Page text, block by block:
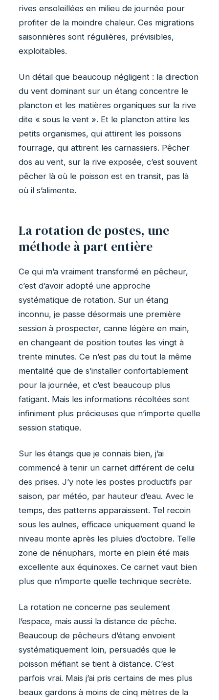
rives ensoleillées en milieu de journée pour
profiter de la moindre chaleur. Ces migrations
saisonnières sont régulières, prévisibles,
exploitables.
Un détail que beaucoup négligent : la direction
du vent dominant sur un étang concentre le
plancton et les matières organiques sur la rive
dite « sous le vent ». Et le plancton attire les
petits organismes, qui attirent les poissons
fourrage, qui attirent les carnassiers. Pêcher
dos au vent, sur la rive exposée, c’est souvent
pêcher là où le poisson est en transit, pas là
où il s’alimente.
La rotation de postes, une
méthode à part entière
Ce qui m’a vraiment transformé en pêcheur,
c’est d’avoir adopté une approche
systématique de rotation. Sur un étang
inconnu, je passe désormais une première
session à prospecter, canne légère en main,
en changeant de position toutes les vingt à
trente minutes. Ce n’est pas du tout la même
mentalité que de s’installer confortablement
pour la journée, et c’est beaucoup plus
fatigant. Mais les informations récoltées sont
infiniment plus précieuses que n’importe quelle
session statique.
Sur les étangs que je connais bien, j’ai
commencé à tenir un carnet différent de celui
des prises. J’y note les postes productifs par
saison, par météo, par hauteur d’eau. Avec le
temps, des patterns apparaissent. Tel recoin
sous les aulnes, efficace uniquement quand le
niveau monte après les pluies d’octobre. Telle
zone de nénuphars, morte en plein été mais
excellente aux équinoxes. Ce carnet vaut bien
plus que n’importe quelle technique secrète.
La rotation ne concerne pas seulement
l’espace, mais aussi la distance de pêche.
Beaucoup de pêcheurs d’étang envoient
systématiquement loin, persuadés que le
poisson méfiant se tient à distance. C’est
parfois vrai. Mais j’ai pris certains de mes plus
beaux gardons à moins de cinq mètres de la